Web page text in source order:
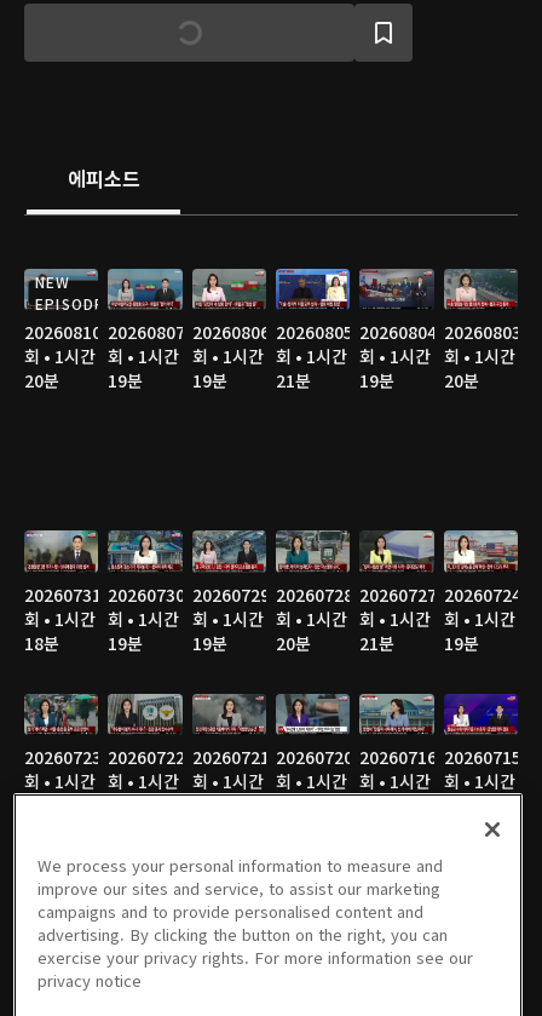
에피소드
NEW
EPISODE
20260810
회 • 1시간
20분
20260807
회 • 1시간
19분
20260806
회 • 1시간
19분
20260805
회 • 1시간
21분
20260804
회 • 1시간
19분
20260803
회 • 1시간
20분
20260731
회 • 1시간
18분
20260730
회 • 1시간
19분
20260729
회 • 1시간
19분
20260728
회 • 1시간
20분
20260727
회 • 1시간
21분
20260724
회 • 1시간
19분
20260723
회 • 1시간
20260722
회 • 1시간
20260721
회 • 1시간
20260720
회 • 1시간
20260716
회 • 1시간
20260715
회 • 1시간
20260714
회 • 1시간
20분
20260713
회 • 1시간
19분
20260710
회 • 1시간
19분
20260709
회 • 1시간
20분
20260708
회 • 1시간
19분
회 • 1시간
20분
We process your personal information to measure and
improve our sites and service, to assist our marketing
campaigns and to provide personalised content and
advertising. By clicking the button on the right, you can
exercise your privacy rights. For more information see our
privacy notice